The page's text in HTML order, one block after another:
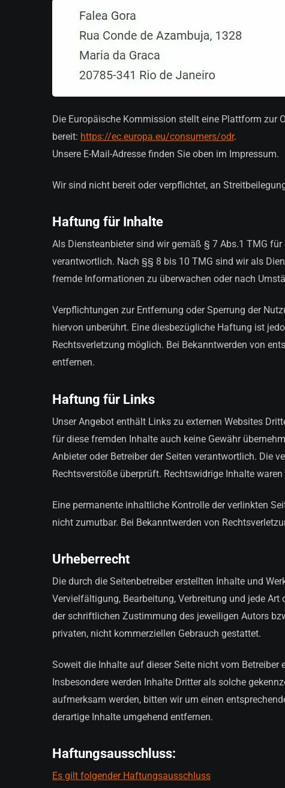
Die Europäische Kommission stellt eine Plattform zur
bereit: https://ec.europa.eu/consumers/odr.
Unsere E-Mail-Adresse finden Sie oben im Impressum.
Wir sind nicht bereit oder verpflichtet, an
Haftung für Inhalte
Als Diensteanbieter sind wir gemäß § 7 Abs.1 TMG
verantwortlich. Nach §§ 8 bis 10 TMG sind wir als
fremde Informationen zu überwachen oder nach
Verpflichtungen zur Entfernung oder Sperrung der
hiervon unberührt. Eine diesbezügliche Haftung ist
Rechtsverletzung möglich. Bei Bekanntwerden von
entfernen.
Haftung für Links
Unser Angebot enthält Links zu externen Websites
für diese fremden Inhalte auch keine Gewähr
Anbieter oder Betreiber der Seiten verantwortlich. Die
Rechtsverstöße überprüft. Rechtswidrige Inhalte
Eine permanente inhaltliche Kontrolle der verlinkten
nicht zumutbar. Bei Bekanntwerden von
Urheberrecht
Die durch die Seitenbetreiber erstellten Inhalte und
Vervielfältigung, Bearbeitung, Verbreitung und jede
der schriftlichen Zustimmung des jeweiligen Autors
privaten, nicht kommerziellen Gebrauch gestattet.
Soweit die Inhalte auf dieser Seite nicht vom Betreiber
Insbesondere werden Inhalte Dritter als solche
aufmerksam werden, bitten wir um einen
derartige Inhalte umgehend entfernen.
Haftungsausschluss:
Es gilt folgender Haftungsausschluss